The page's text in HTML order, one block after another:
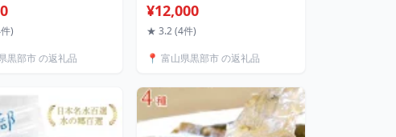
市 お菓子 おやつ
※寄附申込がお盆・
場合は、お届けまで
)
黒部市 の返礼品
合わせ 産地直送 冷蔵/くろべ
漁業協同組合 魚の駅「生
類 魚介
¥12,000
★ 3.2 (4件)
📍 富山県黒部市 の返礼品